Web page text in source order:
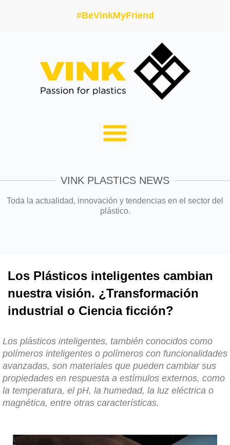
#BeVinkMyFriend
VINK PLASTICS NEWS
Toda la actualidad, innovación y tendencias en el sector del
plástico.
Los Plásticos inteligentes cambian
nuestra visión. ¿Transformación
industrial o Ciencia ficción?
Los plásticos inteligentes, también conocidos como
polímeros inteligentes o polímeros con funcionalidades
avanzadas, son materiales que pueden cambiar sus
propiedades en respuesta a estímulos externos, como
la temperatura, el pH, la humedad, la luz eléctrica o
magnética, entre otras características.